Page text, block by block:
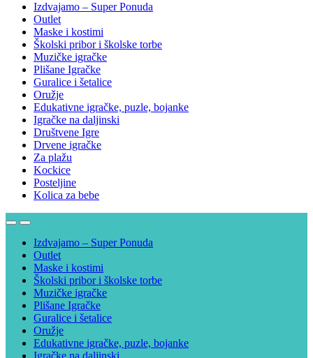
Izdvajamo – Super Ponuda
Outlet
Maske i kostimi
Školski pribor i školske torbe
Muzičke igračke
Plišane Igračke
Guralice i šetalice
Oružje
Edukativne igračke, puzle, bojanke
Igračke na daljinski
Društvene Igre
Drvene igračke
Za plažu
Kockice
Posteljine
Kolica za bebe
Izdvajamo – Super Ponuda
Outlet
Maske i kostimi
Školski pribor i školske torbe
Muzičke igračke
Plišane Igračke
Guralice i šetalice
Oružje
Edukativne igračke, puzle, bojanke
Igračke na daljinski